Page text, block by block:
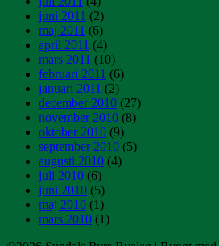
juni 2011 (2)
maj 2011 (6)
april 2011 (4)
mars 2011 (10)
februari 2011 (6)
januari 2011 (2)
december 2010 (27)
november 2010 (8)
oktober 2010 (9)
september 2010 (5)
augusti 2010 (4)
juli 2010 (6)
juni 2010 (5)
maj 2010 (1)
mars 2010 (1)